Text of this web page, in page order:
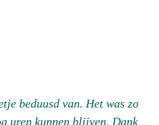
beduusd van. Het was zo
uren kunnen blijven. Dank